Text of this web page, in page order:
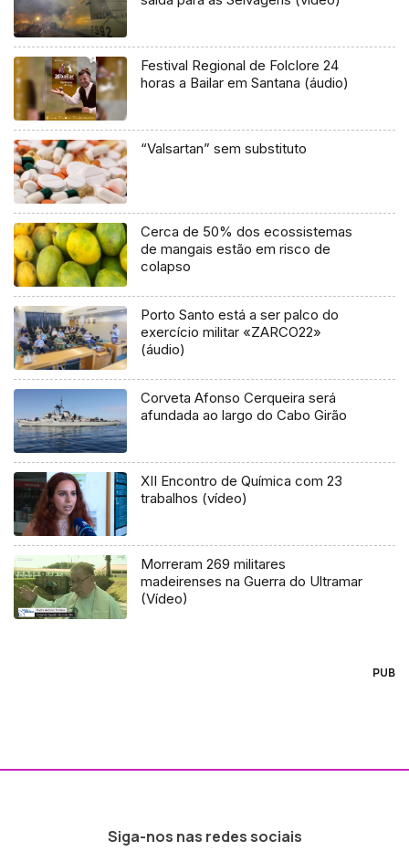
Festival Regional de Folclore 24
horas a Bailar em Santana (áudio)
“Valsartan” sem substituto
Cerca de 50% dos ecossistemas
de mangais estão em risco de
colapso
Porto Santo está a ser palco do
exercício militar «ZARCO22»
(áudio)
Corveta Afonso Cerqueira será
afundada ao largo do Cabo Girão
XII Encontro de Química com 23
trabalhos (vídeo)
Morreram 269 militares
madeirenses na Guerra do Ultramar
(Vídeo)
PUB
Siga-nos nas redes sociais